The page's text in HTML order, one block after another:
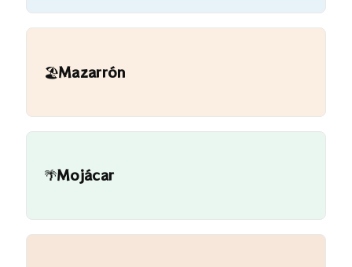
🏖️Mazarrón
🌴Mojácar